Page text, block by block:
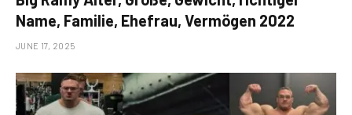
Name, Familie, Ehefrau, Vermögen 2022
JUNE 17, 2025